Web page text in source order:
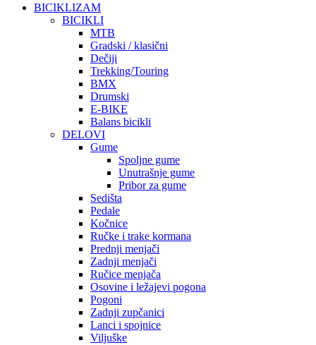
BICIKLIZAM
BICIKLI
MTB
Gradski / klasični
Dečiji
Trekking/Touring
BMX
Drumski
E-BIKE
Balans bicikli
DELOVI
Gume
Spoljne gume
Unutrašnje gume
Pribor za gume
Sedišta
Pedale
Kočnice
Ručke i trake kormana
Prednji menjači
Zadnji menjači
Ručice menjača
Osovine i ležajevi pogona
Pogoni
Zadnji zupčanici
Lanci i spojnice
Viljuške